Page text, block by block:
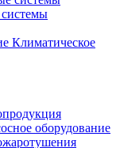
Климатическое
оборудование